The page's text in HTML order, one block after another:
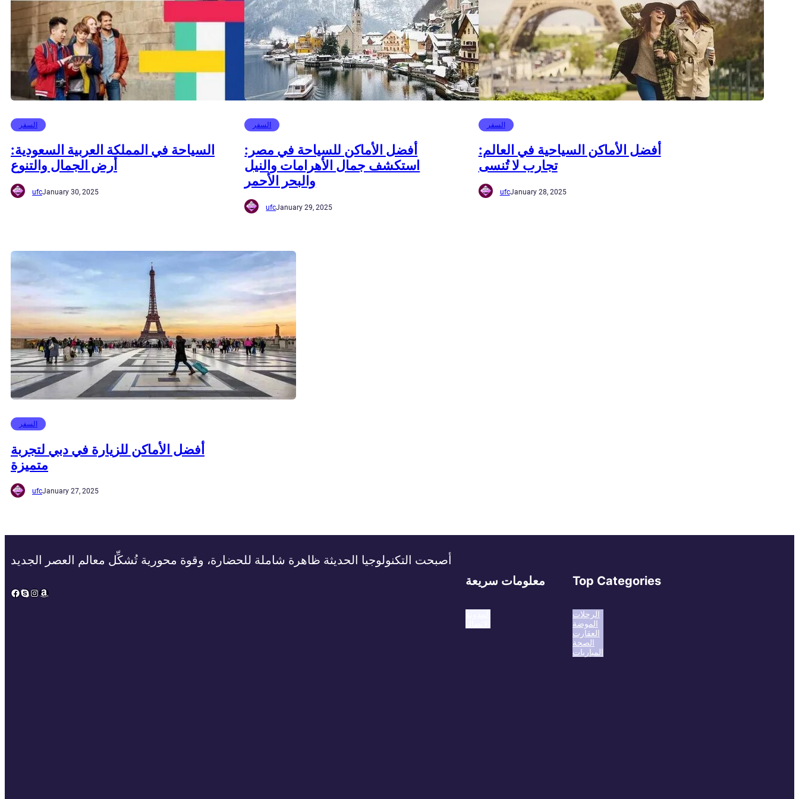
السفر
السياحة في المملكة العربية السعودية:
أرض الجمال والتنوع
ufcJanuary 30, 2025
السفر
أفضل الأماكن للسياحة في مصر:
استكشف جمال الأهرامات والنيل
والبحر الأحمر
ufcJanuary 29, 2025
السفر
أفضل الأماكن السياحية في العالم:
تجارب لا تُنسى
ufcJanuary 28, 2025
السفر
أفضل الأماكن للزيارة في دبي لتجربة
متميزة
ufcJanuary 27, 2025
أصبحت التكنولوجيا الحديثة ظاهرة شاملة للحضارة، وقوة محورية تُشكِّل معالم العصر الجديد
Facebook
Skype
Instagram
Amazon
معلومات سريعة Top Categories
الرحلات
الموضة
العقارت
الصحة
المباريات